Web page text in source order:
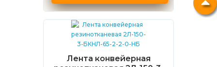
Лента конвейерная